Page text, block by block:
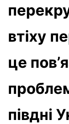
втіху
це
півдні